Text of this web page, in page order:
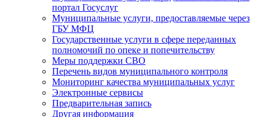
портал Госуслуг
Муниципальные услуги, предоставляемые через
ГБУ МФЦ
Государственные услуги в сфере переданных
полномочий по опеке и попечительству
Меры поддержки СВО
Перечень видов муниципального контроля
Мониторинг качества муниципальных услуг
Электронные сервисы
Предварительная запись
Другая информация